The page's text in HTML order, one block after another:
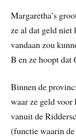
Margaretha’s
ze al dat geld niet
vandaan zou
B en ze hoopt dat
Binnen de
waar ze geld
vanuit de
(functie waarin